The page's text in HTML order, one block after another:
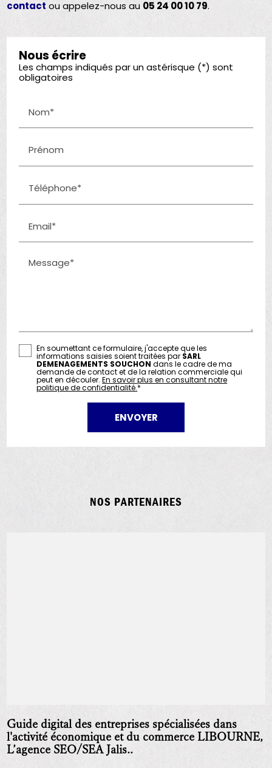
contact ou appelez-nous au 05 24 00 10 79.
Nous écrire
Les champs indiqués par un astérisque (*) sont
obligatoires
Nom*
Prénom
Téléphone*
Email*
Message*
En soumettant ce formulaire, j'accepte que les
informations saisies soient traitées par SARL
DEMENAGEMENTS SOUCHON dans le cadre de ma
demande de contact et de la relation commerciale qui
peut en découler.En savoir plus en consultant notre
politique de confidentialité.*
NOS PARTENAIRES
Guide digital des entreprises spécialisées dans
l'activité économique et du commerce LIBOURNE,
L’agence SEO/SEA Jalis..